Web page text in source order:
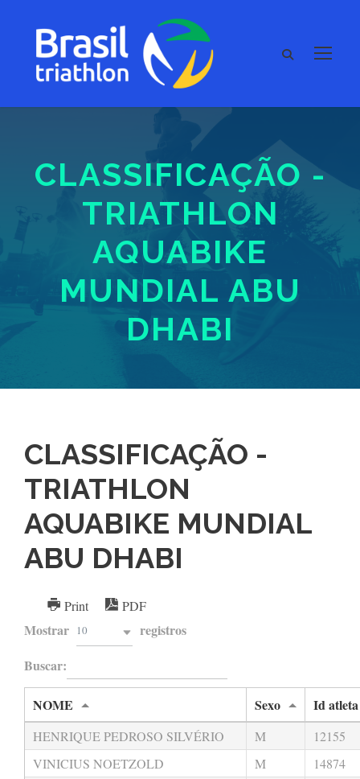
CLASSIFICAÇÃO -
TRIATHLON
AQUABIKE
MUNDIAL ABU
DHABI
CLASSIFICAÇÃO -
TRIATHLON
AQUABIKE MUNDIAL
ABU DHABI
Print PDF
Mostrar 10
registros
Buscar:
NOME Sexo Id atleta
HENRIQUE PEDROSO SILVÉRIO M
12155
VINICIUS NOETZOLD
M
14874